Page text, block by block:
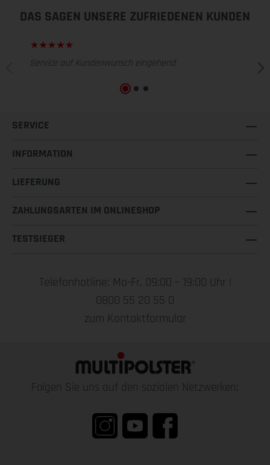
DAS SAGEN UNSERE ZUFRIEDENEN KUNDEN
Service auf Kundenwunsch eingehend
SERVICE
INFORMATION
LIEFERUNG
ZAHLUNGSARTEN IM ONLINESHOP
TESTSIEGER
Telefonhotline: Mo-Fr, 09:00 – 19:00 Uhr |
0800 55 20 55 0
zum Kontaktformular
Folgen Sie uns auf den sozialen Netzwerken: